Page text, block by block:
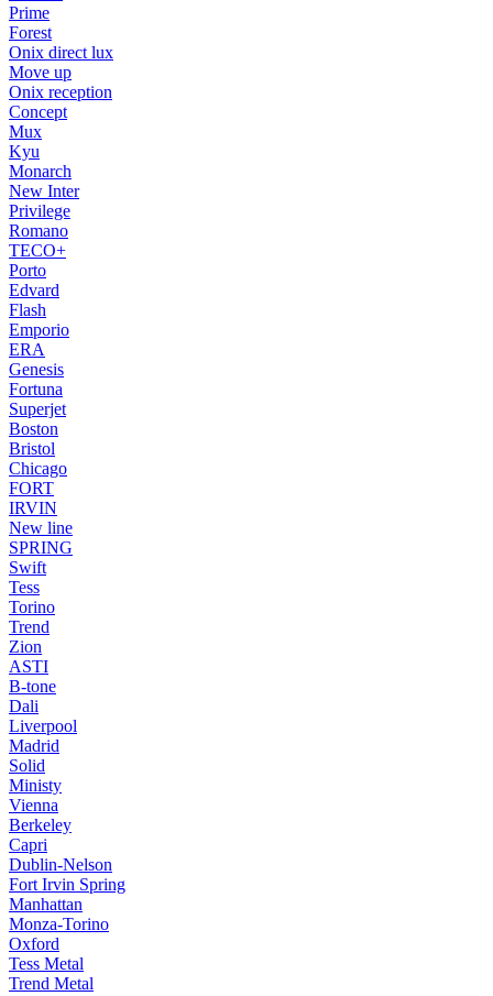
Prime
Forest
Onix direct lux
Move up
Onix reception
Concept
Mux
Kyu
Monarch
New Inter
Privilege
Romano
TECO+
Porto
Edvard
Flash
Emporio
ERA
Genesis
Fortuna
Superjet
Boston
Bristol
Chicago
FORT
IRVIN
New line
SPRING
Swift
Tess
Torino
Trend
Zion
ASTI
B-tone
Dali
Liverpool
Madrid
Solid
Ministy
Vienna
Berkeley
Capri
Dublin-Nelson
Fort Irvin Spring
Manhattan
Monza-Torino
Oxford
Tess Metal
Trend Metal